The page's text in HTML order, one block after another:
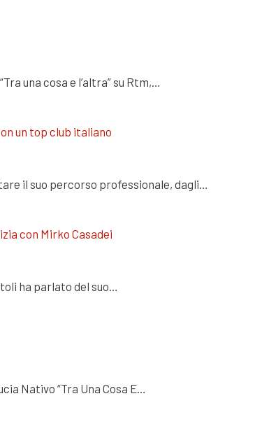
una cosa e l’altra” su Rtm,…
il suo percorso professionale, dagli…
ha parlato del suo…
Nativo “Tra Una Cosa E…